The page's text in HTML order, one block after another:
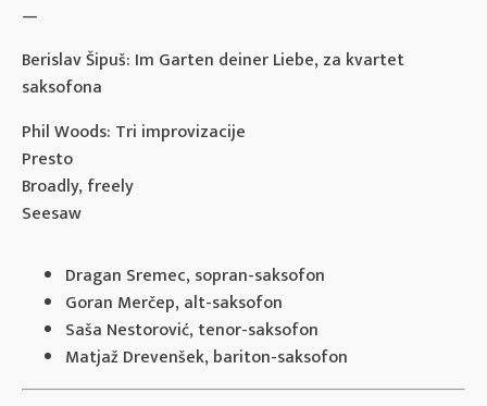
Dragan Sremec, sopran-saksofon
Goran Merčep, alt-saksofon
Saša Nestorović, tenor-saksofon
Matjaž Drevenšek, bariton-saksofon
—
Berislav Šipuš: Im Garten deiner Liebe, za kvartet
saksofona
Phil Woods: Tri improvizacije
Presto
Broadly, freely
Seesaw